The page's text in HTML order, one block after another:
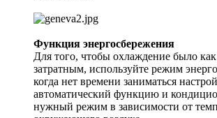
Функция энергосбережения
Для того, чтобы охлаждение было
затратным, используйте режим
когда нет времени заниматься
автоматический функцию и
нужный режим в зависимости от